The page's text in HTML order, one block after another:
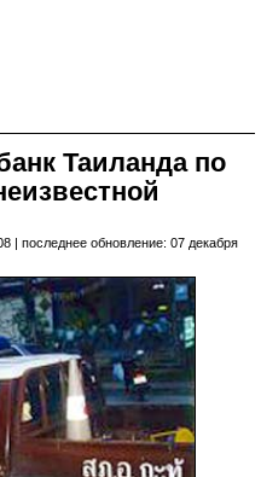
Таиланда по
| последнее обновление: 07 декабря